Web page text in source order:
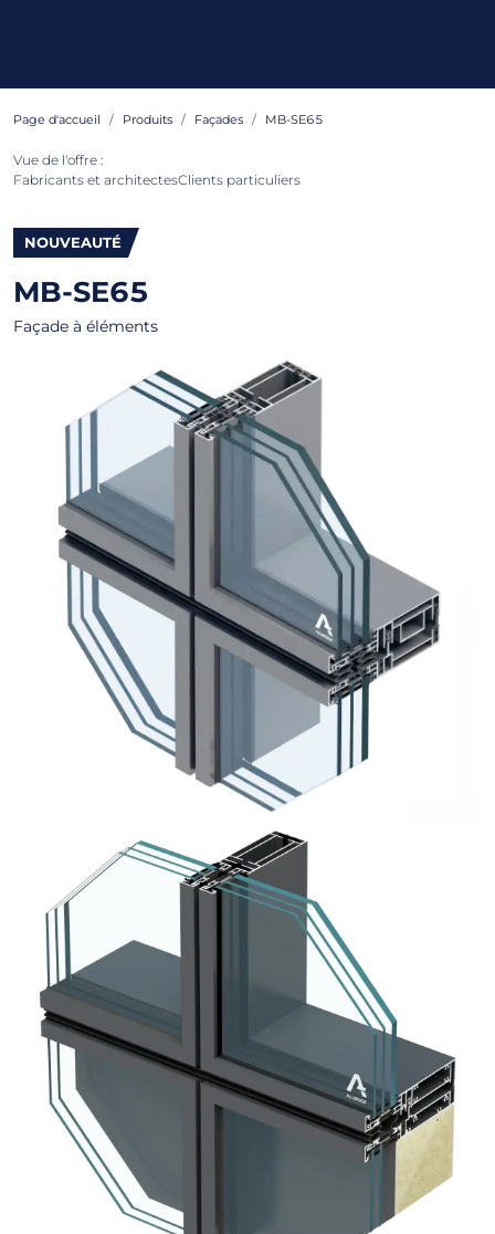
Page d'accueil Produits Façades MB-SE65
Vue de l'offre :
Fabricants et architectesClients particuliers
NOUVEAUTÉ
MB-SE65
Façade à éléments